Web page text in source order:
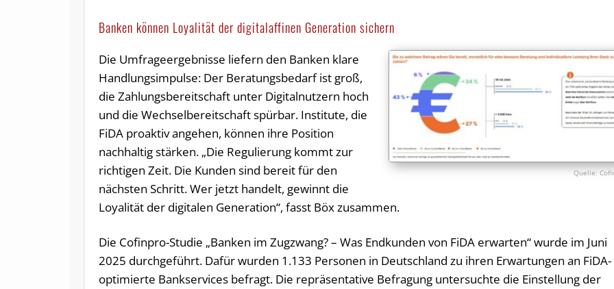
Banken können Loyalität der digitalaffinen Generation sichern
Die Umfrageergebnisse liefern den Banken klare
Handlungsimpulse: Der Beratungsbedarf ist groß,
die Zahlungsbereitschaft unter Digitalnutzern hoch
und die Wechselbereitschaft spürbar. Institute, die
FiDA proaktiv angehen, können ihre Position
nachhaltig stärken. „Die Regulierung kommt zur
richtigen Zeit. Die Kunden sind bereit für den
nächsten Schritt. Wer jetzt handelt, gewinnt die
Loyalität der digitalen Generation“, fasst Böx zusammen.
Die Cofinpro-Studie „Banken im Zugzwang? – Was Endkunden von FiDA erwarten“ wurde im Juni
2025 durchgeführt. Dafür wurden 1.133 Personen in Deutschland zu ihren Erwartungen an FiDA-
optimierte Bankservices befragt. Die repräsentative Befragung untersuchte die Einstellung der